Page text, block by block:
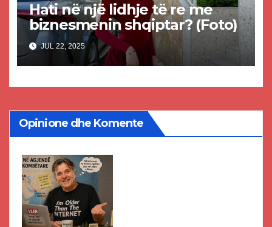
Hati në një lidhje të re me
biznesmenin shqiptar? (Foto)
JUL 22, 2025
Opinione dhe Komente